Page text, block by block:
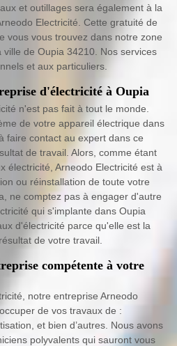
et outillages sera également à la
Electricité. Cette gratuité de
vous vous trouvez dans notre zone
ville de Oupia 34210. Nos services
et aux particuliers.
d'électricité à Oupia
n'est pas fait à tout le monde.
de votre appareil électrique dans
faire contact au expert dans ce
de travail. Alors, comme étant
électricité, Arneodo Electricité est à
ou réinstallation de toute votre
ne comptez pas à engager d'autre
qui s'implante dans Oupia
d'électricité parce qu'elle est la
de votre travail.
compétente à votre
notre entreprise Arneodo
de vos travaux de :
et bien d’autres. Nous avons
polyvalents qui sauront vous